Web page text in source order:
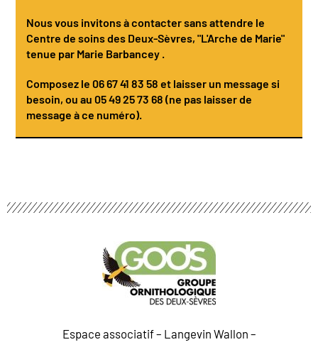
Nous vous invitons à contacter sans attendre le
Centre de soins des Deux-Sèvres, "L'Arche de Marie"
tenue par Marie Barbancey
Composez le06 67 41 83 58 et laisser un message si
besoin, ou au 05 49 25 73 68 (ne pas laisser de
message à ce numéro).
Espace associatif – Langevin Wallon –